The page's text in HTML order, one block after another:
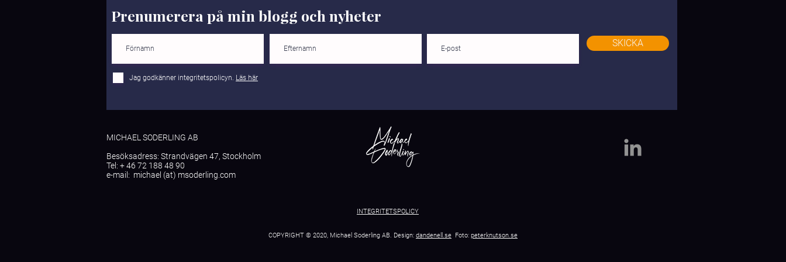
Prenumerera på min blogg och nyheter
Jag godkänner integritetspolicyn. Läs här
SKICKA
MICHAEL SODERLING AB
Besöksadress: Strandvägen 47, Stockholm
Tel: + 46 72 188 48 90
e-mail: michael (at) msoderling.com
INTEGRITETSPOLICY
COPYRIGHT © 2020, Michael Soderling AB. Design: dandenell.se Foto: peterknutson.se